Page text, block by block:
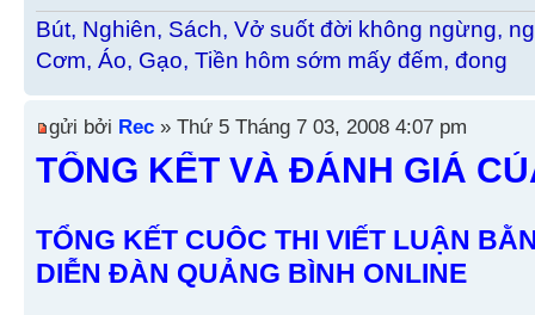
Bút, Nghiên, Sách, Vở suốt đời không ngừng,
Cơm, Áo, Gạo, Tiền hôm sớm mấy đếm, đong
gửi bởi Rec » Thứ 5 Tháng 7 03, 2008 4:07 pm
TỔNG KẾT VÀ ĐÁNH GIÁ
TỔNG KẾT CUÔC THI VIẾT LUẬN
DIỄN ĐÀN QUẢNG BÌNH ONLINE